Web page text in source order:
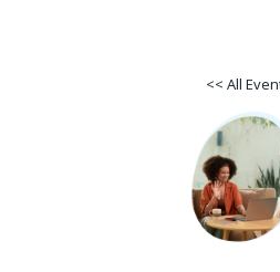
<< All